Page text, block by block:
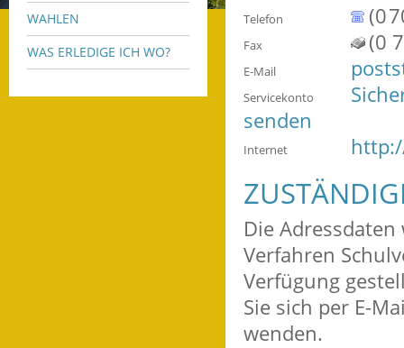
WAHLEN
WAS ERLEDIGE ICH WO?
Telefon (0
Fax (0
E-Mail
Servicekonto
senden
Internet
Die
Verfahren
Verfügung
Sie sich per E-
wenden.